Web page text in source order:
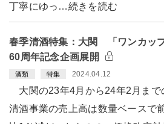
丁寧にゆっ…続きを読む
春季清酒特集：大関 「ワンカップ
60周年記念企画展開
酒類 特集 2024.04.12
大関の23年4月から24年2月まで
清酒事業の売上高は数量ベースで